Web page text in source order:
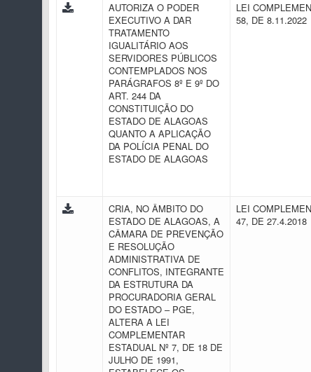
AUTORIZA O PODER
EXECUTIVO A DAR
TRATAMENTO
IGUALITÁRIO AOS
SERVIDORES PÚBLICOS
CONTEMPLADOS NOS
PARÁGRAFOS 8º E 9º DO
ART. 244 DA
CONSTITUIÇÃO DO
ESTADO DE ALAGOAS
QUANTO A APLICAÇÃO
DA POLÍCIA PENAL DO
ESTADO DE ALAGOAS
LEI
58, DE 8.11.2022
CRIA, NO ÂMBITO DO
ESTADO DE ALAGOAS, A
CÂMARA DE PREVENÇÃO
E RESOLUÇÃO
ADMINISTRATIVA DE
CONFLITOS, INTEGRANTE
DA ESTRUTURA DA
PROCURADORIA GERAL
DO ESTADO – PGE,
ALTERA A LEI
COMPLEMENTAR
ESTADUAL Nº 7, DE 18 DE
JULHO DE 1991,
LEI
47, DE 27.4.2018